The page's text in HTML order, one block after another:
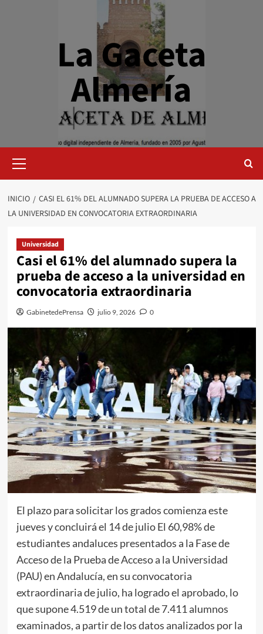
La Gaceta
Almería
primario
INICIO
CASI EL 61% DEL ALUMNADO SUPERA LA PRUEBA DE ACCESO A
LA UNIVERSIDAD EN CONVOCATORIA EXTRAORDINARIA
Universidad
Casi el 61% del alumnado supera la
prueba de acceso a la universidad en
convocatoria extraordinaria
GabinetedePrensa julio 9, 2026 0
El plazo para solicitar los grados comienza este
jueves y concluirá el 14 de julio El 60,98% de
estudiantes andaluces presentados a la Fase de
Acceso de la Prueba de Acceso a la Universidad
(PAU) en Andalucía, en su convocatoria
extraordinaria de julio, ha logrado el aprobado, lo
que supone 4.519 de un total de 7.411 alumnos
examinados, a partir de los datos analizados por la